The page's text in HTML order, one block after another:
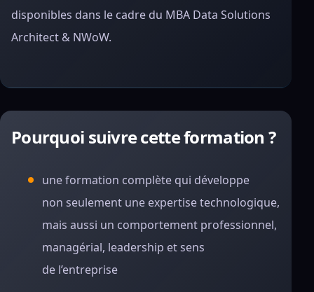
disponibles dans le cadre du MBA Data Solutions
Architect & NWoW.
Pourquoi suivre cette formation ?
une formation complète qui développe
non seulement une expertise technologique,
mais aussi un comportement professionnel,
managérial, leadership et sens
de l’entreprise